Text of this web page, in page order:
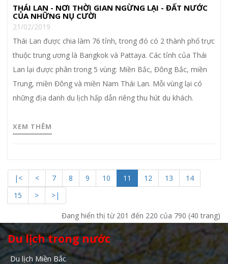
THÁI LAN - NƠI THỜI GIAN NGỪNG LẠI - ĐẤT NƯỚC
CỦA NHỮNG NỤ CƯỜI
21/02/2019
Thái Lan được chia làm 76 tỉnh, trong đó có 2 thành phố trực
thuộc trung ương là Bangkok và Pattaya. Các tỉnh của Thái
Lan lại được phân trong 5 vùng: Miền Bắc, Đông Bắc, miền
Trung, miền Đông và miền Nam Thái Lan. Mỗi vùng lại có
những địa danh du lịch hấp dẫn riêng thu hút du khách.
XEM THÊM
|< < 7 8 9 10 11 12 13
14
15
> >|
Đang hiển thị từ 201 đến 220 của 790 (40 trang)
Du lịch trong nước
Du lịch Miền Bắc